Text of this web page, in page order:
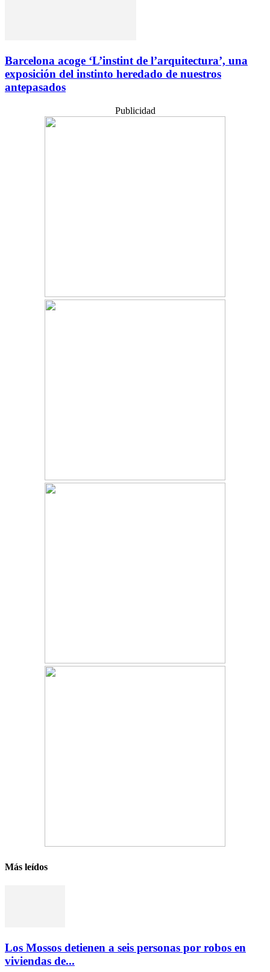
Barcelona acoge ‘L’instint de l’arquitectura’, una
exposición del instinto heredado de nuestros
antepasados
Publicidad
Más leídos
Los Mossos detienen a seis personas por robos en
viviendas de...